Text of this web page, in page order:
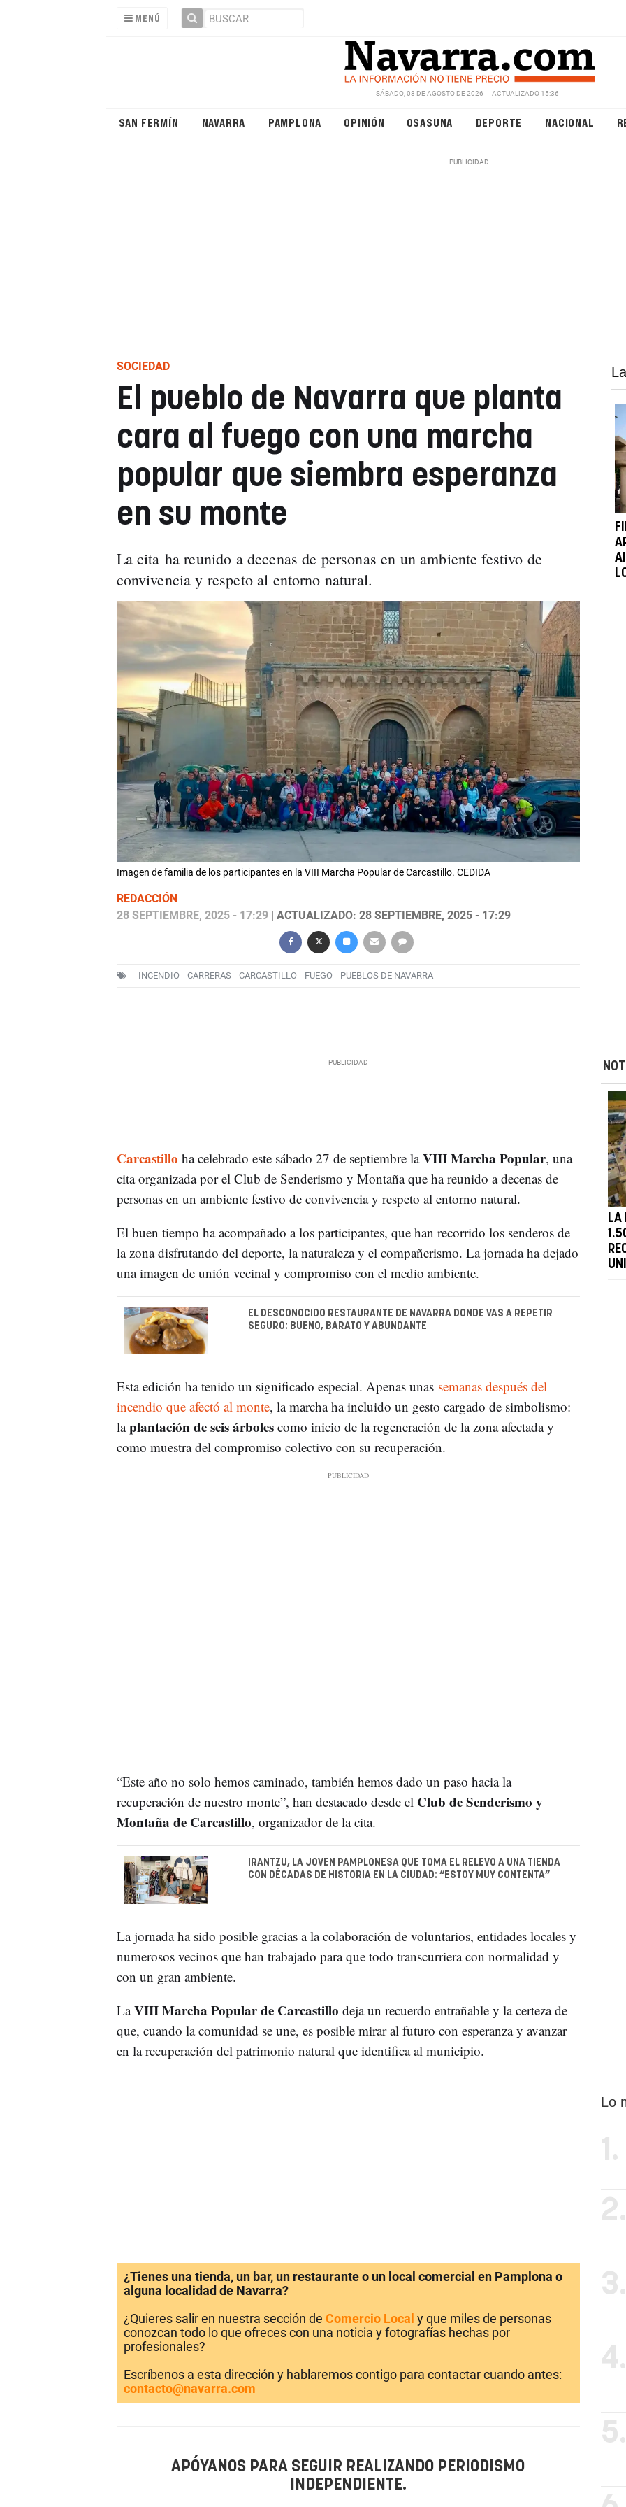
MENÚ
SÁBADO, 08 DE AGOSTO DE 2026 ACTUALIZADO 15:36
SAN FERMÍN NAVARRA PAMPLONA OPINIÓN OSASUNA DEPORTE NACIONAL
SOCIEDAD
El pueblo de Navarra que planta
cara al fuego con una marcha
popular que siembra esperanza
en su monte
La cita ha reunido a decenas de personas en un ambiente festivo de
convivencia y respeto al entorno natural.
Imagen de familia de los participantes en la VIII Marcha Popular de Carcastillo. CEDIDA
REDACCIÓN
28 SEPTIEMBRE, 2025 - 17:29| ACTUALIZADO: 28 SEPTIEMBRE, 2025 - 17:29
INCENDIO CARRERAS CARCASTILLO FUEGO PUEBLOS DE NAVARRA
Carcastillo ha celebrado este sábado 27 de septiembre laVIII Marcha Popular, una
cita organizada por el Club de Senderismo y Montaña que ha reunido a decenas de
personas en un ambiente festivo de convivencia y respeto al entorno natural.
El buen tiempo ha acompañado a los participantes, que han recorrido los senderos de
la zona disfrutando del deporte, la naturaleza y el compañerismo. La jornada ha dejado
una imagen de unión vecinal y compromiso con el medio ambiente.
EL DESCONOCIDO RESTAURANTE DE NAVARRA DONDE VAS A REPETIR
SEGURO: BUENO, BARATO Y ABUNDANTE
Esta edición ha tenido un significado especial. Apenas unas semanas después del
incendio que afectó al monte, la marcha ha incluido un gesto cargado de simbolismo:
laplantación de seis árbolescomo inicio de la regeneración de la zona afectada y
como muestra del compromiso colectivo con su recuperación.
“Este año no solo hemos caminado, también hemos dado un paso hacia la
recuperación de nuestro monte”, han destacado desde el Club de Senderismo y
Montaña de Carcastillo, organizador de la cita.
IRANTZU, LA JOVEN PAMPLONESA QUE TOMA EL RELEVO A UNA TIENDA
CON DÉCADAS DE HISTORIA EN LA CIUDAD: “ESTOY MUY CONTENTA”
La jornada ha sido posible gracias a la colaboración de voluntarios, entidades locales y
numerosos vecinos que han trabajado para que todo transcurriera con normalidad y
con un gran ambiente.
LaVIII Marcha Popular de Carcastillo deja un recuerdo entrañable y la certeza de
que, cuando la comunidad se une, es posible mirar al futuro con esperanza y avanzar
en la recuperación del patrimonio natural que identifica al municipio.
LA
¿Tienes una tienda, un bar, un restaurante o un local comercial en Pamplona o
alguna localidad de Navarra?
¿Quieres salir en nuestra sección de Comercio Local y que miles de personas
conozcan todo lo que ofreces con una noticia y fotografías hechas por
profesionales?
Escríbenos a esta dirección y hablaremos contigo para contactar cuando antes:
contacto@navarra.com
APÓYANOS PARA SEGUIR REALIZANDO PERIODISMO
INDEPENDIENTE.
Lo
1.
2.
3.
4.
5.